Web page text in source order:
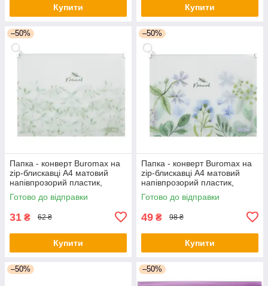
Купити Купити
–50%
Папка - конверт Buromax на
zip-блискавці А4 матовий
напівпрозорий пластик,
ARABESKI, білий (BM.3975-
12) - оригінал
Готово до відправки
31 ₴ 62 ₴
Купити
–50%
Папка - конверт Buromax на
zip-блискавці А4 матовий
напівпрозорий пластик,
ARABESKI, блакитний
(BM.3975-14) - оригінал
Готово до відправки
49 ₴ 98 ₴
Купити
–50% –50%